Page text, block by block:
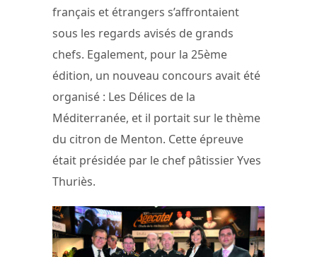
français et étrangers s’affrontaient
sous les regards avisés de grands
chefs. Egalement, pour la 25ème
édition, un nouveau concours avait été
organisé : Les Délices de la
Méditerranée, et il portait sur le thème
du citron de Menton. Cette épreuve
était présidée par le chef pâtissier Yves
Thuriès.